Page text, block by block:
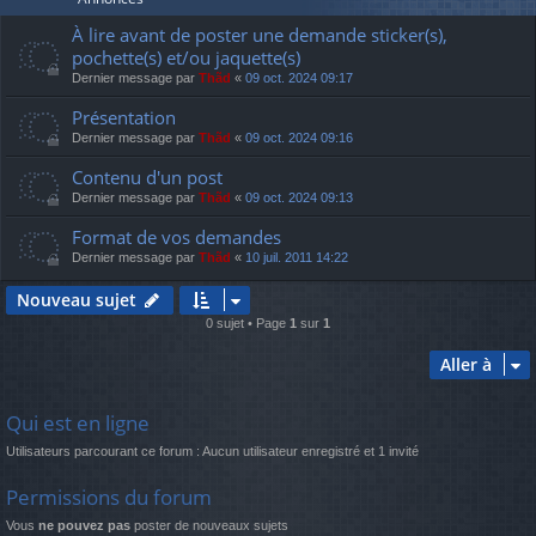
À lire avant de poster une demande sticker(s),
pochette(s) et/ou jaquette(s)
Dernier message par Thãd « 09 oct. 2024 09:17
Présentation
Dernier message par Thãd « 09 oct. 2024 09:16
Contenu d'un post
Dernier message par Thãd « 09 oct. 2024 09:13
Format de vos demandes
Dernier message par Thãd « 10 juil. 2011 14:22
Nouveau sujet
0 sujet • Page 1 sur 1
Aller à
Qui est en ligne
Utilisateurs parcourant ce forum : Aucun utilisateur enregistré et 1 invité
Permissions du forum
Vous ne pouvez pas poster de nouveaux sujets